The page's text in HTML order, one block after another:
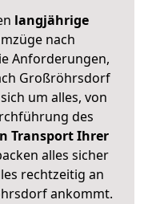
langjährige
nach
Anforderungen,
Großröhrsdorf
um alles, von
des
Transport Ihrer
alles sicher
rechtzeitig an
ankommt.